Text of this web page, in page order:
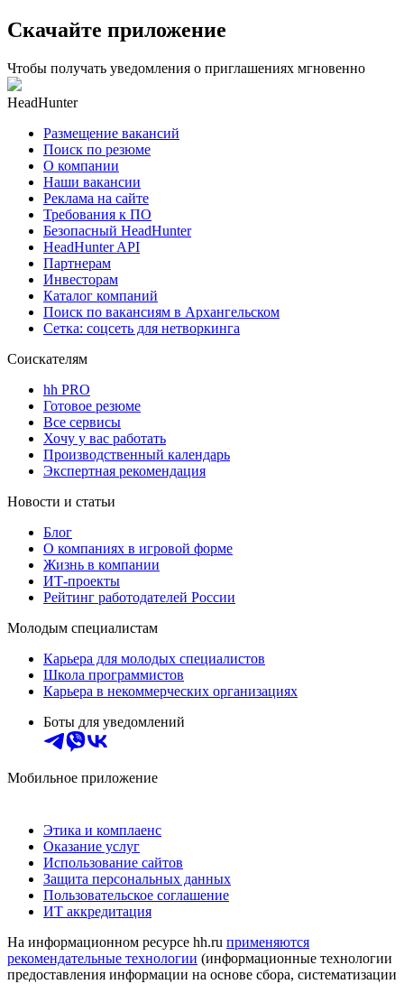
Скачайте приложение
Чтобы получать уведомления о приглашениях мгновенно
HeadHunter
Размещение вакансий
Поиск по резюме
О компании
Наши вакансии
Реклама на сайте
Требования к ПО
Безопасный HeadHunter
HeadHunter API
Партнерам
Инвесторам
Каталог компаний
Поиск по вакансиям в Архангельском
Сетка: соцсеть для нетворкинга
Соискателям
hh PRO
Готовое резюме
Все сервисы
Хочу у вас работать
Производственный календарь
Экспертная рекомендация
Новости и статьи
Блог
О компаниях в игровой форме
Жизнь в компании
ИТ-проекты
Рейтинг работодателей России
Молодым специалистам
Карьера для молодых специалистов
Школа программистов
Карьера в некоммерческих организациях
Боты для уведомлений
Мобильное приложение
Этика и комплаенс
Оказание услуг
Использование сайтов
Защита персональных данных
Пользовательское соглашение
ИТ аккредитация
На информационном ресурсе hh.ru применяются
рекомендательные технологии (информационные технологии
предоставления информации на основе сбора, систематизации